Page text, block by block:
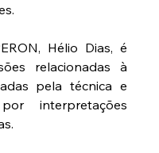
Hélio Dias, é
relacionadas à
pela técnica e
interpretações